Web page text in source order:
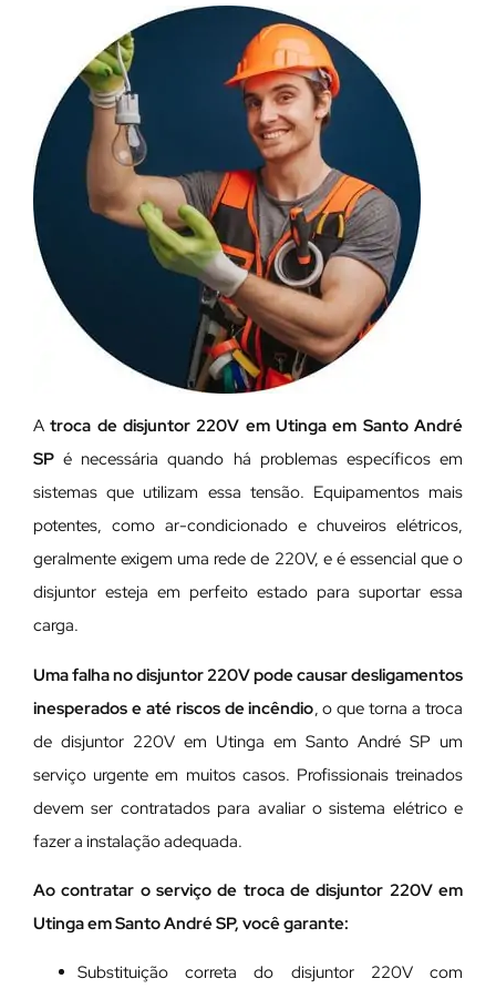
Atroca de disjuntor 220V em Utinga em Santo André
SP é necessária quando há problemas específicos em
sistemas que utilizam essa tensão. Equipamentos mais
potentes, como ar-condicionado e chuveiros elétricos,
geralmente exigem uma rede de 220V, e é essencial que o
disjuntor esteja em perfeito estado para suportar essa
carga.
Uma falha no disjuntor 220V pode causar desligamentos
inesperados e até riscos de incêndio, o que torna a troca
de disjuntor 220V em Utinga em Santo André SP um
serviço urgente em muitos casos. Profissionais treinados
devem ser contratados para avaliar o sistema elétrico e
fazer a instalação adequada.
Ao contratar o serviço de troca de disjuntor 220V em
Utinga em Santo André SP, você garante:
Substituição correta do disjuntor 220V com